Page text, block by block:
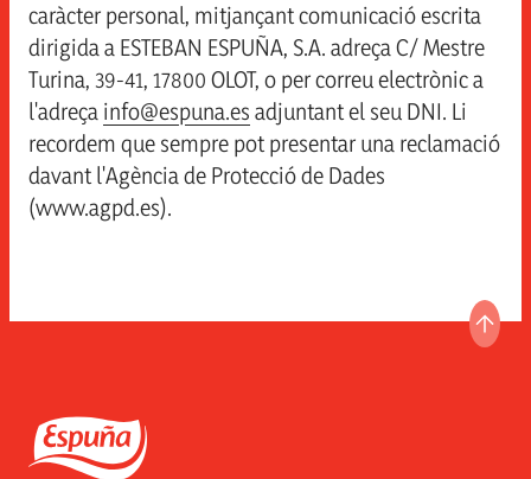
caràcter personal, mitjançant comunicació escrita
dirigida a ESTEBAN ESPUÑA, S.A. adreça C/ Mestre
Turina, 39-41, 17800 OLOT, o per correu electrònic a
l'adreça info@espuna.es adjuntant el seu DNI. Li
recordem que sempre pot presentar una reclamació
davant l'Agència de Protecció de Dades
(www.agpd.es).
Espuña